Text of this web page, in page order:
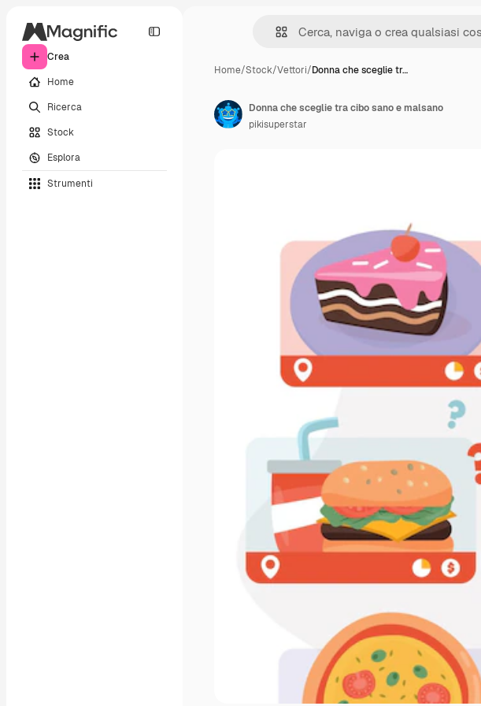
Crea
Home
Ricerca
Stock
Esplora
Strumenti
Home/Stock/Vettori/Donna che sceglie tr…
Donna che sceglie tra cibo sano e malsano
pikisuperstar